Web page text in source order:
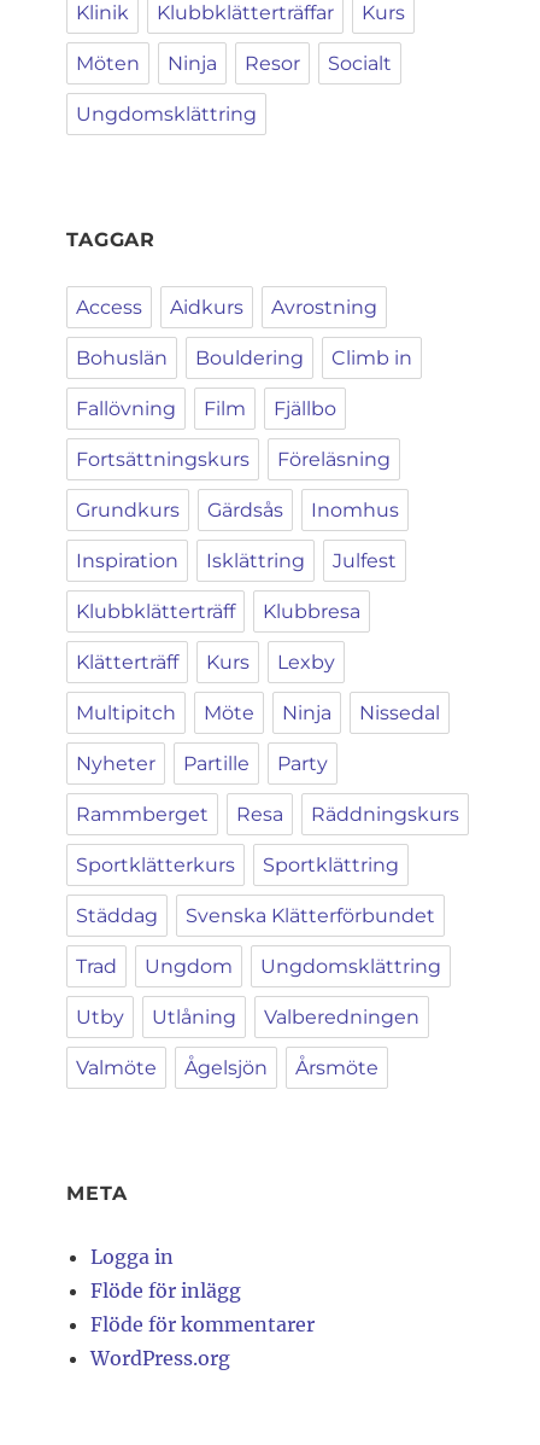
Klinik Klubbklätterträffar Kurs
Möten Ninja Resor Socialt
Ungdomsklättring
TAGGAR
Access Aidkurs Avrostning
Bohuslän Bouldering Climb in
Fallövning Film Fjällbo
Fortsättningskurs Föreläsning
Grundkurs Gärdsås Inomhus
Inspiration Isklättring Julfest
Klubbklätterträff Klubbresa
Klätterträff Kurs Lexby
Multipitch Möte Ninja Nissedal
Nyheter Partille Party
Rammberget Resa Räddningskurs
Sportklätterkurs Sportklättring
Städdag Svenska Klätterförbundet
Trad Ungdom Ungdomsklättring
Utby Utlåning Valberedningen
Valmöte Ågelsjön Årsmöte
META
Logga in
Flöde för inlägg
Flöde för kommentarer
WordPress.org